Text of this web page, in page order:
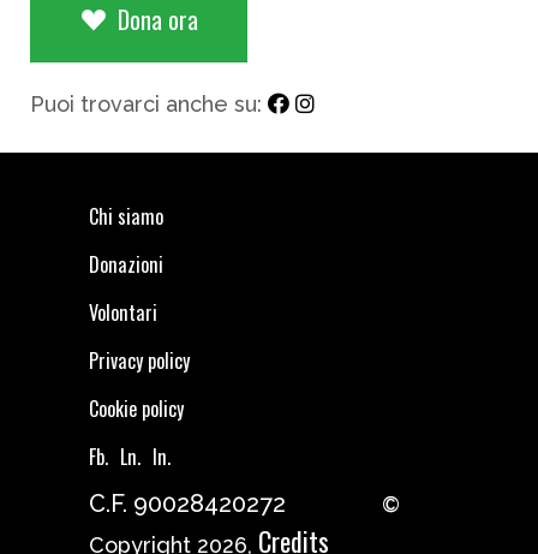
Dona ora
Puoi trovarci anche su:
Chi siamo
Donazioni
Volontari
Privacy policy
Cookie policy
Fb. Ln. In.
C.F. 90028420272
©
Copyright 2026, Credits